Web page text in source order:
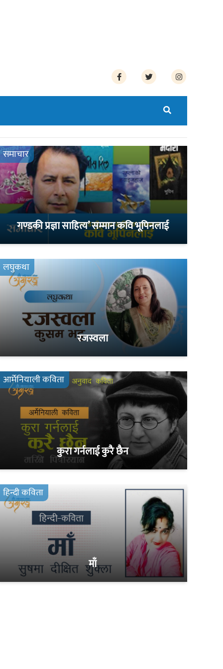
समाचार
गण्डकी प्रज्ञा साहित्य’ सम्मान कवि भूपिनलाई
लघुकथा
रजस्वला
आर्मेनियाली कविता
कुरा गर्नलाई कुरै छैन
हिन्दी कविता
माँ